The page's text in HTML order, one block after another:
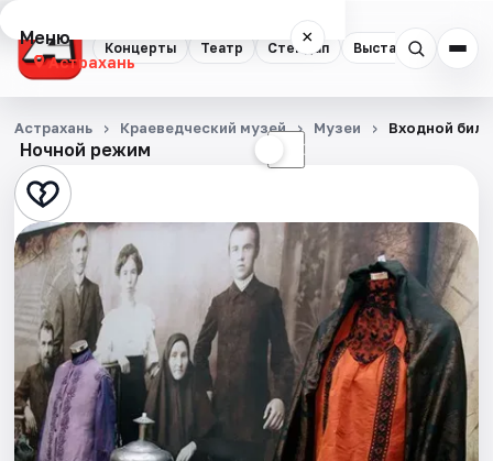
Концерты Театр Стендап Выставки
Меню ×
Астрахань
Концерты
Театр
Стендап
Выставки
Квесты
Экскурсии
Спорт
Ночной режим ☾
Астрахань Краеведческий музей Музеи Входной